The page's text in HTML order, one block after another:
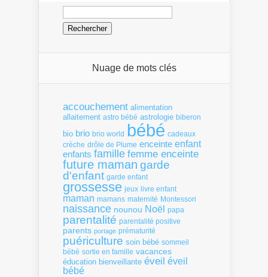
Rechercher :
Nuage de mots clés
accouchement alimentation
allaitement astro bébé astrologie biberon
bio brio brio world bébé cadeaux
crèche drôle de Plume enceinte enfant
enfants famille femme enceinte
future maman garde
d'enfant garde enfant
grossesse jeux livre enfant
maman mamans maternité Montessori
naissance nounou Noël papa
parentalité parentalité positive
parents portage prématurité
puériculture soin bébé sommeil
bébé sortie en famille vacances
éducation bienveillante éveil éveil
bébé